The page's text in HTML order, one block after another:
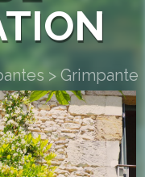
> Grimpante